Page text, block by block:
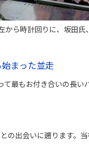
から時計回りに、坂田氏
まった並走
て最もお付き合いの長
の出会いに遡ります。